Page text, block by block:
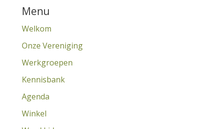
Menu
Welkom
Onze Vereniging
Werkgroepen
Kennisbank
Agenda
Winkel